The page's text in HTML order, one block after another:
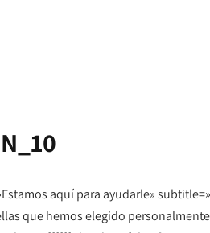
aquí para ayudarle»
que hemos elegido